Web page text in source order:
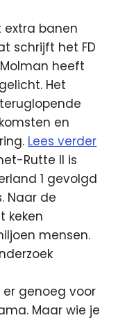
banen
schrijft het FD
heeft
Het
en
Lees verder
Rutte II is
1 gevolgd
Naar de
keken
mensen.
genoeg voor
Maar wie je